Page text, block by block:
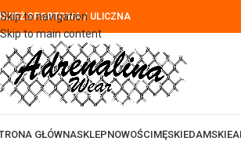
Skip to navigation
Skip to main content
SPORTOWA / ULICZNA
GŁÓWNASKLEPNOWOŚCIMĘSKIEDAMSKIE